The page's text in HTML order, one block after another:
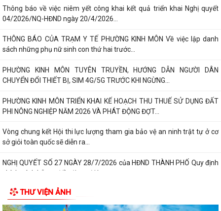
Thông báo về việc niêm yết công khai kết quả triển khai Nghị quyết
04/2026/NQ-HĐND ngày 20/4/2026...
THÔNG BÁO CỦA TRẠM Y TẾ PHƯỜNG KINH MÔN Về việc lập danh
sách những phụ nữ sinh con thứ hai trước...
PHƯỜNG KINH MÔN TUYÊN TRUYỀN, HƯỚNG DẪN NGƯỜI DÂN
CHUYỂN ĐỔI THIẾT BỊ, SIM 4G/5G TRƯỚC KHI NGỪNG...
PHƯỜNG KINH MÔN TRIỂN KHAI KẾ HOẠCH THU THUẾ SỬ DỤNG ĐẤT
PHI NÔNG NGHIỆP NĂM 2026 VÀ PHÁT ĐỘNG ĐỢT...
Vòng chung kết Hội thi lực lượng tham gia bảo vệ an ninh trật tự ở cơ
sở giỏi toàn quốc sẽ diễn ra...
NGHỊ QUYẾT SỐ 27 NGÀY 28/7/2026 của HĐND THÀNH PHỐ Quy định
chính sách hỗ trợ đối với người hoạt...
NGHỊ QUYẾT QUY ĐỊNH CHÍNH SÁCH HỖ TRỢ ĐỐI VỚI CÔNG CHỨC,
VIÊN CHỨC LÀM VIỆC TẠI BỘ PHẬN MỘT CỬA CÁC...
THƯ VIỆN ẢNH